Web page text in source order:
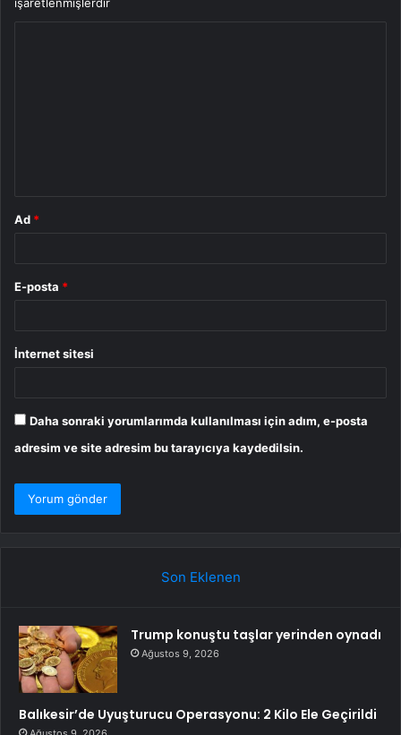
Ad *
E-posta *
İnternet sitesi
Daha sonraki yorumlarımda kullanılması için adım, e-posta
adresim ve site adresim bu tarayıcıya kaydedilsin.
Son Eklenen
Trump konuştu taşlar yerinden oynadı
Ağustos 9, 2026
Balıkesir’de Uyuşturucu Operasyonu: 2 Kilo Ele Geçirildi